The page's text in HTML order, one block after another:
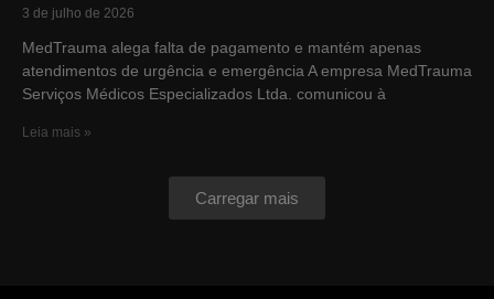
3 de julho de 2026
MedTrauma alega falta de pagamento e mantém apenas
atendimentos de urgência e emergência A empresa MedTrauma
Serviços Médicos Especializados Ltda. comunicou à
Leia mais »
Carregar mais